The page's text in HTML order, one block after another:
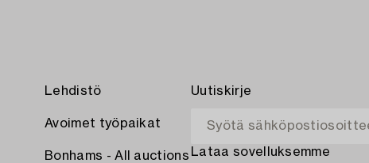
Lehdistö
Avoimet työpaikat
Bonhams - All auctions
Uutiskirje
Lataa sovelluksemme